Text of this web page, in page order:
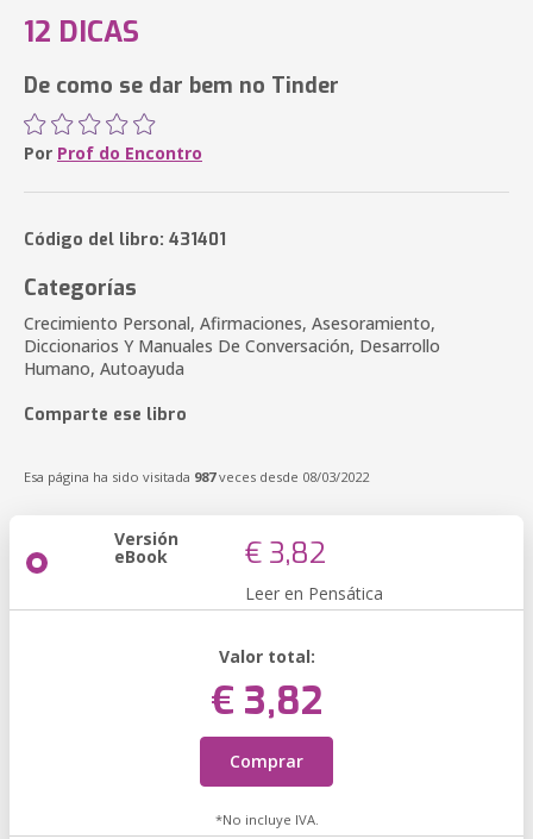
12 DICAS
De como se dar bem no Tinder
Por Prof do Encontro
Código del libro: 431401
Categorías
Crecimiento Personal, Afirmaciones, Asesoramiento,
Diccionarios Y Manuales De Conversación, Desarrollo
Humano, Autoayuda
Comparte ese libro
Esa página ha sido visitada 987veces desde 08/03/2022
Versión
eBook € 3,82
Leer en Pensática
Valor total:
€ 3,82
Comprar
*No incluye IVA.